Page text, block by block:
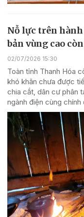
Nỗ lực trên
bản vùng cao
02/07/2026 15:30
Toàn tỉnh Thanh Hóa
khó khăn chưa được
chia cắt, dân cư phân
ngành điện cùng chính